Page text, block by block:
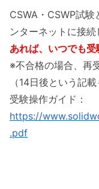
CSWA・CSWP試
ンターネットに接続
あれば、いつでも受
※不合格の場合、再
（14日後という記
受験操作ガイド：
https://
.pdf